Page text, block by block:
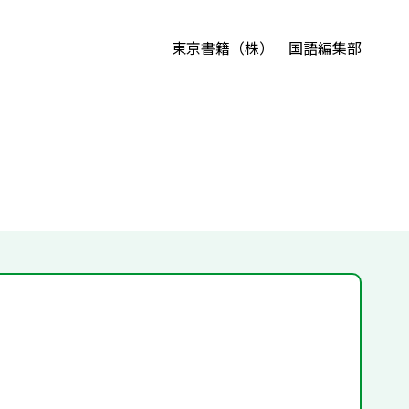
東京書籍（株） 国語編集部